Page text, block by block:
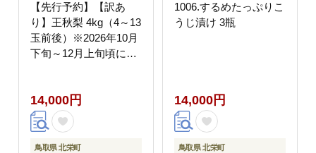
【先行予約】【訳あ
り】王秋梨 4kg（4～13
玉前後）※2026年10月
下旬～12月上旬頃に順
14,000円
鳥取県 北栄町
1006.するめたっぷりこ
うじ漬け 3瓶
14,000円
鳥取県 北栄町